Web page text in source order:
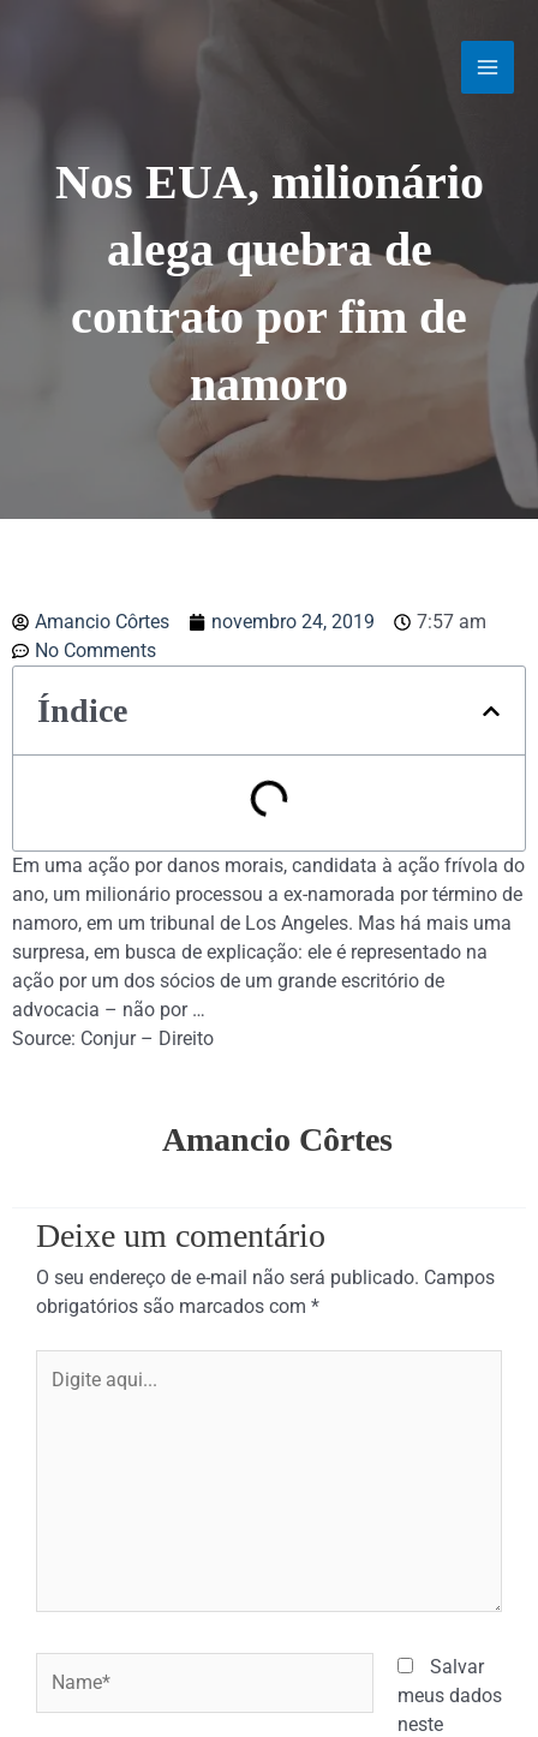
Nos EUA, milionário
alega quebra de
contrato por fim de
namoro
Amancio Côrtes novembro 24, 2019
7:57 am
No Comments
Índice
Em uma ação por danos morais, candidata à ação frívola do
ano, um milionário processou a ex-namorada por término de
namoro, em um tribunal de Los Angeles. Mas há mais uma
surpresa, em busca de explicação: ele é representado na
ação por um dos sócios de um grande escritório de
advocacia – não por …
Source: Conjur – Direito
Amancio Côrtes
Deixe um comentário
O seu endereço de e-mail não será publicado. Campos
obrigatórios são marcados com *
aqui...
Salvar
meus dados
neste